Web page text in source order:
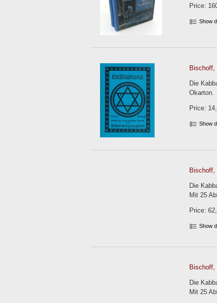
Price:
Show
Bischoff,
Die
Okarton.
Price:
Show
Bischoff,
Die
Mit 25
Price:
Show
Bischoff,
Die
Mit 25